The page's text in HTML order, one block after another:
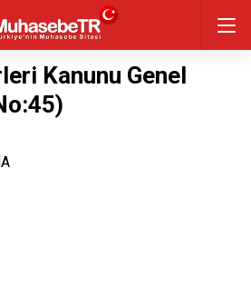
Kanunu Genel